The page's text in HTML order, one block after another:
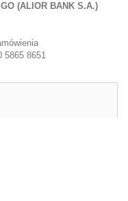
(ALIOR BANK S.A.)
5865 8651